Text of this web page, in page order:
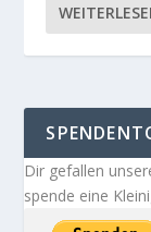
Dir gefallen
spende eine